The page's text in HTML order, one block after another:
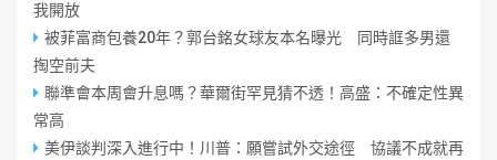
我開放
被菲富商包養20年？郭台銘女球友本名曝光 同時誆多男還
掏空前夫
聯準會本周會升息嗎？華爾街罕見猜不透！高盛：不確定性異
常高
美伊談判深入進行中！川普：願嘗試外交途徑 協議不成就再